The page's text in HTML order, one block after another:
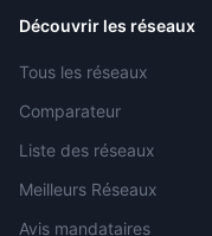
Découvrir les réseaux
Tous les réseaux
Comparateur
Liste des réseaux
Meilleurs Réseaux
Avis mandataires